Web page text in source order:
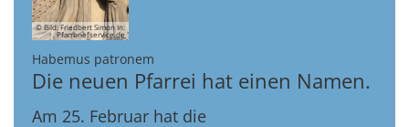
© Bild: Friedbert Simon In:
Pfarrbriefservice.de
Habemus patronem
Die neuen Pfarrei hat einen Namen.
Am 25. Februar hat die